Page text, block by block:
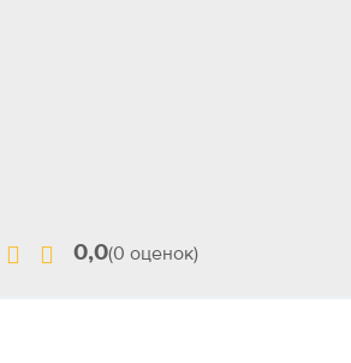
0,0(0 оценок)